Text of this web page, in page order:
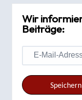
Wir
Beiträge: